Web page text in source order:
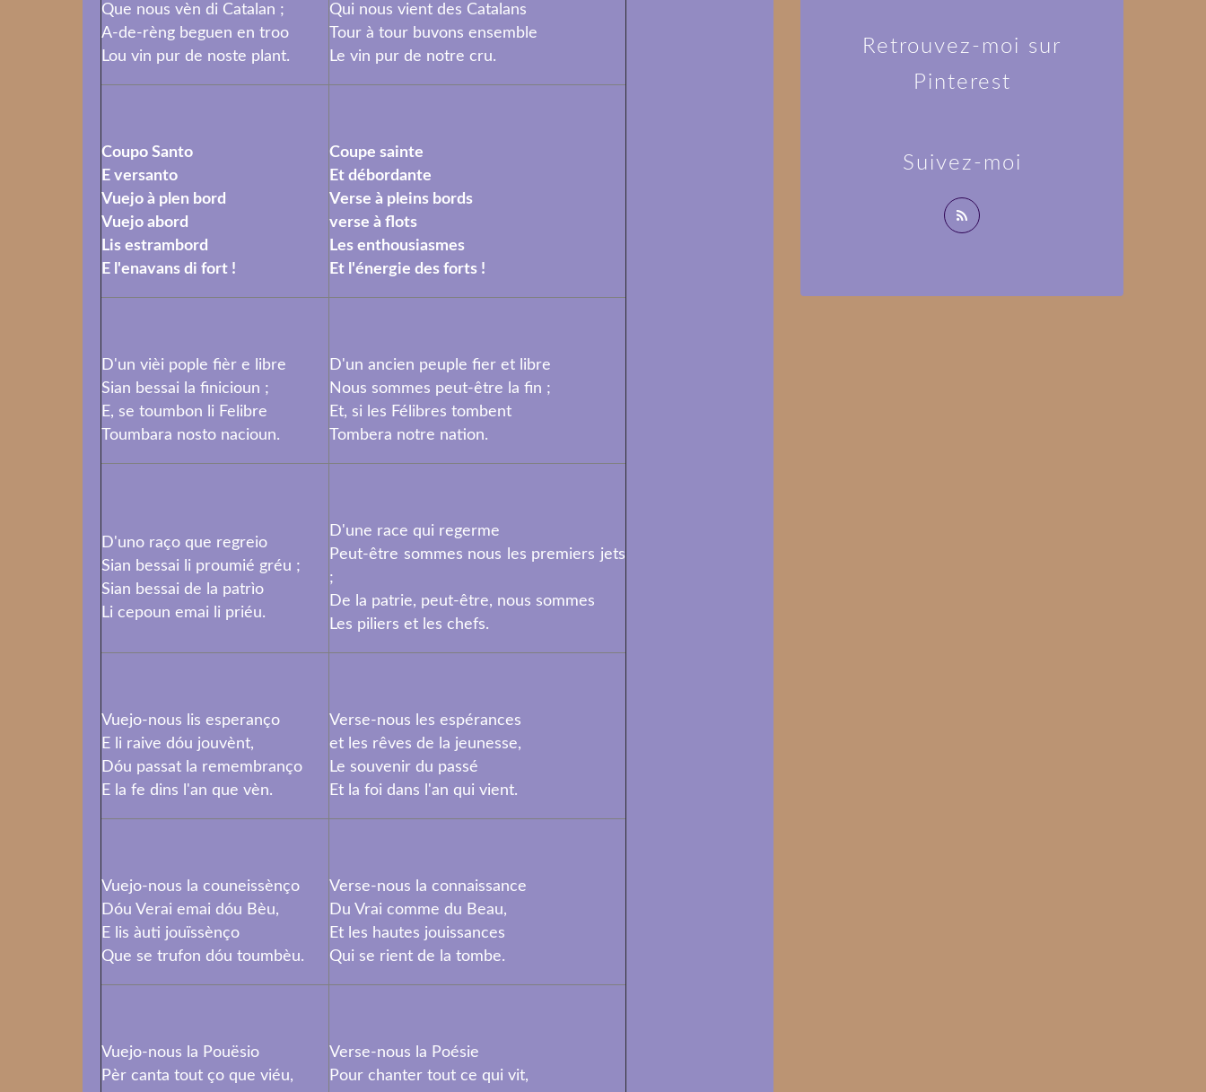
Que nous vèn di Catalan ;
A-de-rèng beguen en troo
Lou vin pur de noste plant.
Qui nous vient des Catalans
Tour à tour buvons ensemble
Le vin pur de notre cru.
Coupo Santo
E versanto
Vuejo à plen bord
Vuejo abord
Lis estrambord
E l'enavans di fort !
Coupe sainte
Et débordante
Verse à pleins bords
verse à flots
Les enthousiasmes
Et l'énergie des forts !
D'un vièi pople fièr e libre
Sian bessai la finicioun ;
E, se toumbon li Felibre
Toumbara nosto nacioun.
D'un ancien peuple fier et libre
Nous sommes peut-être la fin ;
Et, si les Félibres tombent
Tombera notre nation.
D'uno raço que regreio
Sian bessai li proumié gréu ;
Sian bessai de la patrìo
Li cepoun emai li priéu.
D'une race qui regerme
Peut-être sommes nous les premiers jets
;
De la patrie, peut-être, nous sommes
Les piliers et les chefs.
Vuejo-nous lis esperanço
E li raive dóu jouvènt,
Dóu passat la remembranço
E la fe dins l'an que vèn.
Verse-nous les espérances
et les rêves de la jeunesse,
Le souvenir du passé
Et la foi dans l'an qui vient.
Vuejo-nous la couneissènço
Dóu Verai emai dóu Bèu,
E lis àuti jouïssènço
Que se trufon dóu toumbèu.
Verse-nous la connaissance
Du Vrai comme du Beau,
Et les hautes jouissances
Qui se rient de la tombe.
Vuejo-nous la Pouësio
Pèr canta tout ço que viéu,
Verse-nous la Poésie
Pour chanter tout ce qui vit,
Suivez-moi
Retrouvez-moi sur
Pinterest